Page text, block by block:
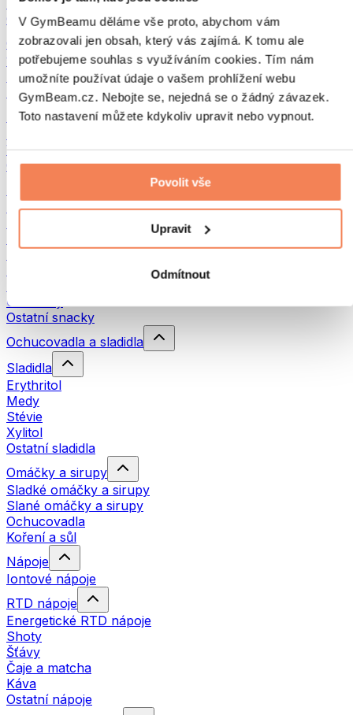
V GymBeamu děláme vše proto, abychom vám
zobrazovali jen obsah, který vás zajímá. K tomu ale
potřebujeme souhlas s využíváním cookies. Tím nám
umožníte používat údaje o vašem prohlížení webu
GymBeam.cz. Nebojte se, nejedná se o žádný závazek.
Toto nastavení můžete kdykoliv upravit nebo vypnout.
Povolit vše
Upravit
Odmítnout
Luštěniny
Ostatní fitness jídlo
Ořechová másla
100% ořechová másla
Sladká ořechová másla
Proteinová ořechová másla
Superpotraviny
Vláknina
Ostatní superpotraviny
Proteinové tyčinky
Proteinové čipsy a krekry
Čokolády
Ostatní snacky
Ochucovadla a sladidla
Sladidla
Erythritol
Medy
Stévie
Xylitol
Ostatní sladidla
Omáčky a sirupy
Sladké omáčky a sirupy
Slané omáčky a sirupy
Ochucovadla
Koření a sůl
Nápoje
Iontové nápoje
RTD nápoje
Energetické RTD nápoje
Shoty
Šťávy
Čaje a matcha
Káva
Ostatní nápoje